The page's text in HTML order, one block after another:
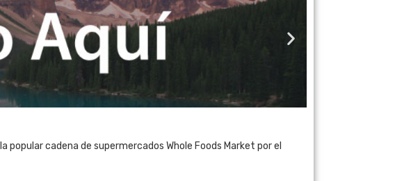
cadena de supermercados Whole Foods Market por el